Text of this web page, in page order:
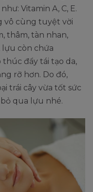
Vitamin A, C, E.
vô cùng tuyệt vời
thâm, tàn nhan,
còn chứa
đẩy tái tạo da,
rỡ hơn. Do đó,
trái cây vừa tốt sức
qua lựu nhé.